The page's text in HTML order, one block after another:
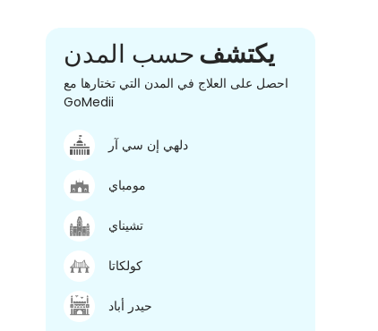
يكتشفحسب المدن
احصل على العلاج في المدن التي تختارها مع
GoMedii
دلهي إن سي آر
مومباي
تشيناي
كولكاتا
حيدر أباد